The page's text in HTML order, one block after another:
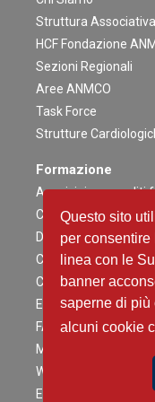
Questo sito
per
linea con le
banner
saperne di più
alcuni cookie
Struttura Associativa
HCF Fondazione
Sezioni Regionali
Aree ANMCO
Task Force
Strutture
Formazione
Acquisizione crediti
Congresso Nazionale
Digital ANMCO
Congressi ed altri
Campagne
Eventi Residenziali
FAD
Master e corsi di
Webinar
Eventi Patrocinati